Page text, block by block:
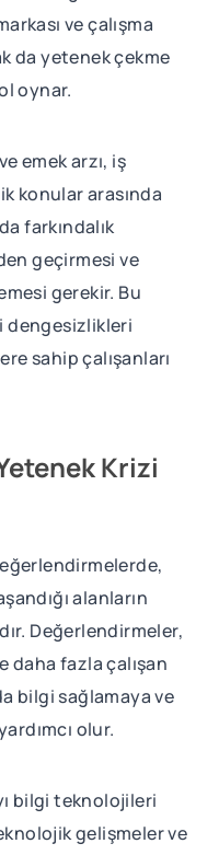
ve çalışma
da yetenek çekme
oynar.
emek arzı, iş
konular arasında
farkındalık
geçirmesi ve
gerekir. Bu
dengesizlikleri
sahip çalışanları
Krizi
alanların
Değerlendirmeler,
daha fazla çalışan
bilgi sağlamaya ve
olur.
bilgi teknolojileri
gelişmeler ve